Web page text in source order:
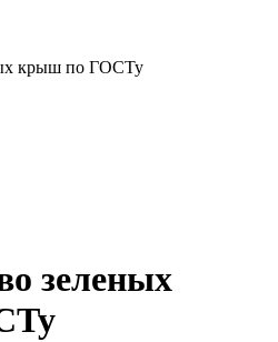
крыш по ГОСТу
зеленых